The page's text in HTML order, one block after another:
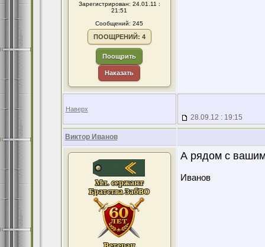
Зарегистрирован: 24.01.11 :
21:51
Сообщений: 245
ПООЩРЕНИЙ: 4
Поощрить
Наказать
Наверх
28.09.12 : 19:15
Виктор Иванов
А рядом с
Иванов